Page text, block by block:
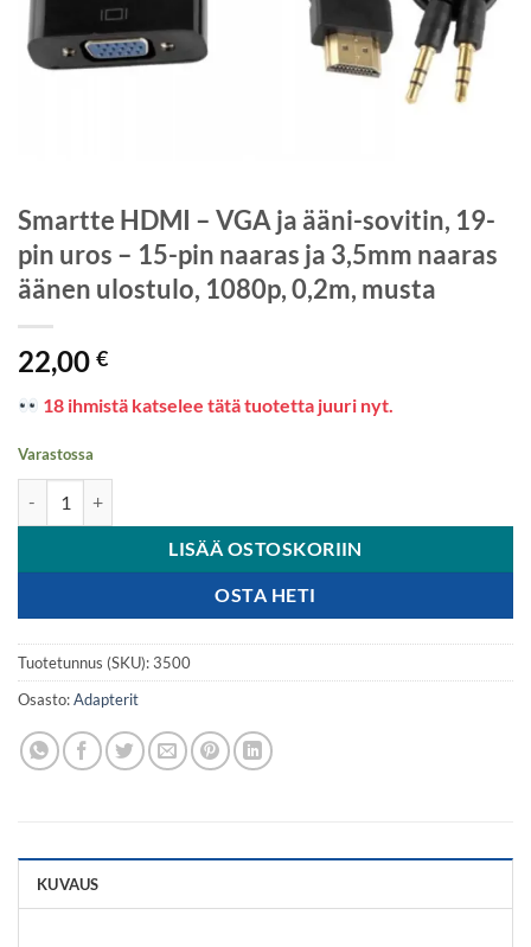
Smartte HDMI – VGA ja ääni-sovitin, 19-
pin uros – 15-pin naaras ja 3,5mm naaras
äänen ulostulo, 1080p, 0,2m, musta
22,00 €
18 ihmistä katselee tätä tuotetta juuri nyt.
Varastossa
LISÄÄ OSTOSKORIIN
OSTA HETI
Tuotetunnus (SKU):3500
Osasto:Adapterit
KUVAUS